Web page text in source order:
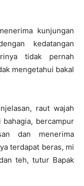
kunjungan
kedatangan
tidak pernah
mengetahui bakal
raut wajah
bercampur
dan menerima
terdapat beras, mi
teh, tutur Bapak